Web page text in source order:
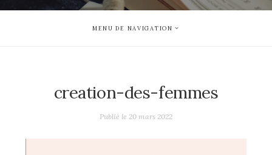
MENU DE NAVIGATION
creation-des-femmes
Publié le 20 mars 2022